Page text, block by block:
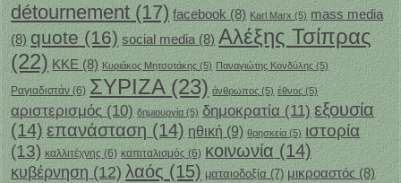
détournement(17) facebook(8) Karl Marx (5) mass media
(8) quote(16) social media (8) Αλέξης Τσίπρας
(22) ΚΚΕ(8) Κυριάκος Μητσοτάκης (5) Παναγιώτης Κονδύλης (5)
Ραγιαδιστάν (6) ΣΥΡΙΖΑ(23) άνθρωπος(5) έθνος (5)
αριστερισμός(10) δημιουργία(5) δημοκρατία(11) εξουσία
(14)επανάσταση(14) ηθική(9) θρησκεία(5) ιστορία
(13) καλλιτέχνης(6) καπιταλισμός(6) κοινωνία (14)
κυβέρνηση (12) λαός(15) ματαιοδοξία(7) μικροαστός (8)